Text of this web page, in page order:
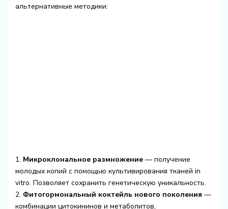
альтернативные методики:
1. Микроклональное размножение— получение
молодых копий с помощью культивирования тканей in
vitro. Позволяет сохранить генетическую уникальность.
2. Фитогормональный коктейль нового поколения —
комбинации цитокининов и метаболитов,